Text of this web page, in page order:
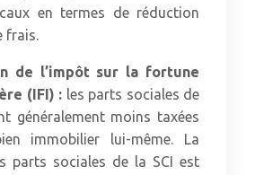
en termes de réduction
frais.
de l’impôt sur la fortune
(IFI) : les parts sociales de
généralement moins taxées
immobilier lui-même. La
parts sociales de la SCI est